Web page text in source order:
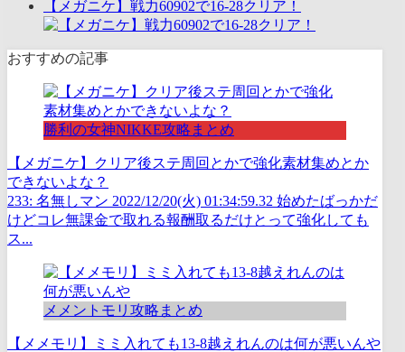
【メガニケ】戦力60902で16-28クリア！
おすすめの記事
勝利の女神NIKKE攻略まとめ
【メガニケ】クリア後ステ周回とかで強化素材集めとか
できないよな？
233: 名無しマン 2022/12/20(火) 01:34:59.32 始めたばっかだ
けどコレ無課金で取れる報酬取るだけとって強化しても
ス...
メメントモリ攻略まとめ
【メメモリ】ミミ入れても13-8越えれんのは何が悪いんや